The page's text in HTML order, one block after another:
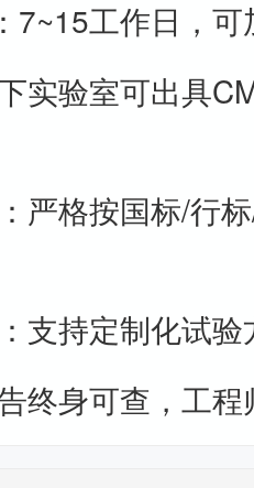
7~15工作日，
实验室可出具
严格按国标/行
支持定制化试
终身可查，工